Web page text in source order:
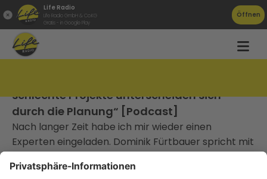
Life Radio
Life Radio GmbH & Co.KG
Gratis - in Google Play
Öffnen
schlechte Projekte unterscheiden sich
durch die Planung“ [Podcast]
Nach langer Zeit habe ich mir wieder einen
Experten eingeladen. Dominik Fürtbauer spricht mit
Social Media für die eigene Marke.